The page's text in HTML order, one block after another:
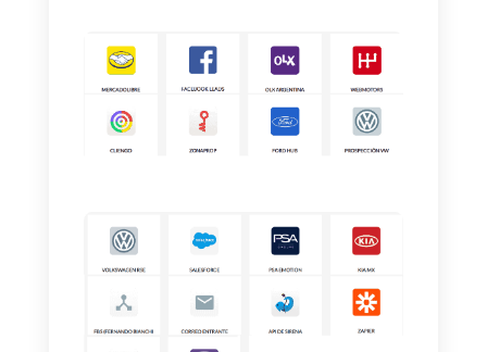
de vente, ce qui vous permet de
les gérer en un seul endroit avec
une équipe de la dimension que
fixe.
Si vous souhaitez plus
d’informations sur les